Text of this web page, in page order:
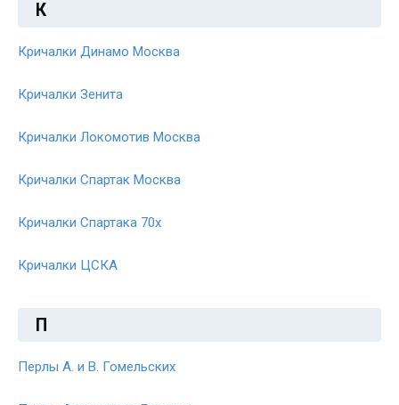
К
Кричалки Динамо Москва
Кричалки Зенита
Кричалки Локомотив Москва
Кричалки Спартак Москва
Кричалки Спартака 70x
Кричалки ЦСКА
П
Перлы А. и В. Гомельских